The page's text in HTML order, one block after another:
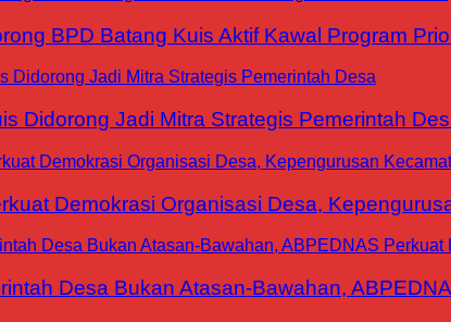
BPD Batang Kuis Aktif Kawal Program
Didorong Jadi Mitra Strategis Pemerintah
Demokrasi Organisasi Desa,
Desa Bukan Atasan-Bawahan,